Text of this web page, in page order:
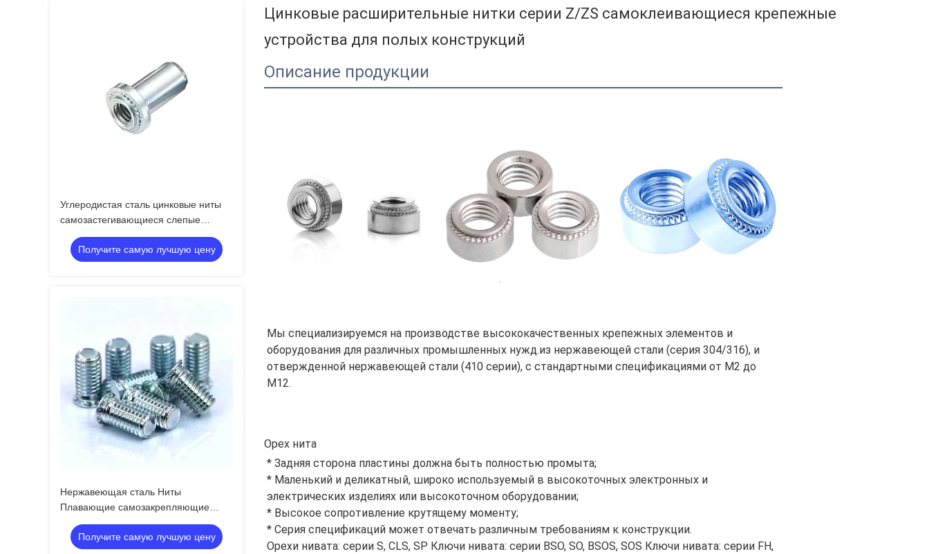
Углеродистая сталь цинковые ниты
самозастегивающиеся слепые
крепежные устройства
Получите самую лучшую цену
Нержавеющая сталь Ниты
Плавающие самозакрепляющие
крепежные устройства
Использование для рамочного винта
Получите самую лучшую цену
Цинковые расширительные нитки серии Z/ZS самоклеивающиеся крепежные
устройства для полых конструкций
Описание продукции
Мы специализируемся на производстве высококачественных крепежных элементов и
оборудования для различных промышленных нужд.из нержавеющей стали (серия 304/316), и
отвержденной нержавеющей стали (410 серии), с стандартными спецификациями от M2 до
M12.
Орех нита
* Задняя сторона пластины должна быть полностью промыта;
* Маленький и деликатный, широко используемый в высокоточных электронных и
электрических изделиях или высокоточном оборудовании;
* Высокое сопротивление крутящему моменту;
* Серия спецификаций может отвечать различным требованиям к конструкции.
Орехи нивата: серии S, CLS, SP Ключи нивата: серии BSO, SO, BSOS, SOS Ключи нивата: серии FH,